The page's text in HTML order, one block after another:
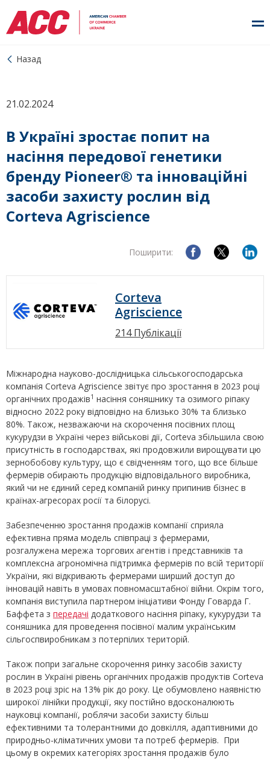
Назад
21.02.2024
В Україні зростає попит на
насіння передової генетики
бренду Pioneer® та інноваційні
засоби захисту рослин від
Corteva Agriscience
Поширити:
Corteva
Agriscience
214 Публікації
Міжнародна науково-дослідницька сільськогосподарська
компанія Corteva Agriscience звітує про зростання в 2023 році
органічних продажів1 насіння соняшнику та озимого ріпаку
відносно 2022 року відповідно на близько 30% та близько
80%. Також, незважаючи на скорочення посівних площ
кукурудзи в Україні через військові дії, Corteva збільшила свою
присутність в господарствах, які продовжили вирощувати цю
зернобобову культуру, що є свідченням того, що все більше
фермерів обирають продукцію відповідального виробника,
який чи не єдиний серед компаній ринку припинив бізнес в
країнах-агресорах росії та білорусі.
Забезпеченню зростання продажів компанії сприяла
ефективна пряма модель співпраці з фермерами,
розгалужена мережа торгових агентів і представників та
комплексна агрономічна підтримка фермерів по всій території
України, які відкривають фермерами ширший доступ до
інновацій навіть в умовах повномасштабної війни. Окрім того,
компанія виступила партнером ініціативи Фонду Говарда Г.
Баффета з передачі додаткового насіння ріпаку, кукурудзи та
соняшника для проведення посівної малим українським
сільгоспвиробникам з потерпілих територій.
Також попри загальне скорочення ринку засобів захисту
рослин в Україні рівень органічних продажів продуктів Corteva
в 2023 році зріс на 13% рік до року. Це обумовлено наявністю
широкої лінійки продукції, яку постійно вдосконалюють
науковці компанії, роблячи засоби захисту більш
ефективними та толерантними до довкілля, адаптивними до
природньо-кліматичних умови та потреб фермерів. При
цьому в окремих категоріях зростання продажів було